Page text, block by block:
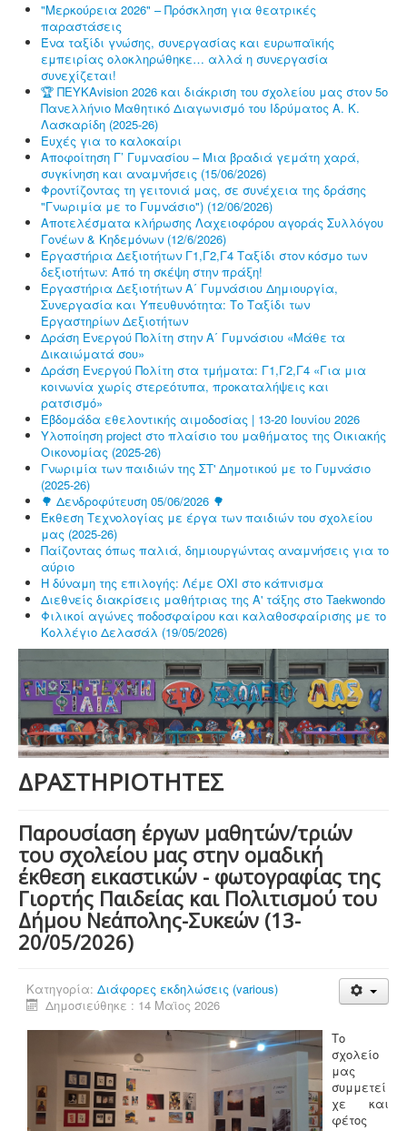
"Μερκούρεια 2026" – Πρόσκληση για θεατρικές
παραστάσεις
Ένα ταξίδι γνώσης, συνεργασίας και ευρωπαϊκής
εμπειρίας ολοκληρώθηκε… αλλά η συνεργασία
συνεχίζεται!
🏆 ΠΕΥΚΑvision 2026 και διάκριση του σχολείου μας στον 5ο
Πανελλήνιο Μαθητικό Διαγωνισμό του Ιδρύματος Α. Κ.
Λασκαρίδη (2025-26)
Ευχές για το καλοκαίρι
Αποφοίτηση Γ’ Γυμνασίου – Μια βραδιά γεμάτη χαρά,
συγκίνηση και αναμνήσεις (15/06/2026)
Φροντίζοντας τη γειτονιά μας, σε συνέχεια της δράσης
"Γνωριμία με το Γυμνάσιο") (12/06/2026)
Αποτελέσματα κλήρωσης Λαχειοφόρου αγοράς Συλλόγου
Γονέων & Κηδεμόνων (12/6/2026)
Εργαστήρια Δεξιοτήτων Γ1,Γ2,Γ4 Ταξίδι στον κόσμο των
δεξιοτήτων: Από τη σκέψη στην πράξη!
Εργαστήρια Δεξιοτήτων Α΄ Γυμνάσιου Δημιουργία,
Συνεργασία και Υπευθυνότητα: Το Ταξίδι των
Εργαστηρίων Δεξιοτήτων
Δράση Ενεργού Πολίτη στην Α΄ Γυμνάσιου «Μάθε τα
Δικαιώματά σου»
Δράση Ενεργού Πολίτη στα τμήματα: Γ1,Γ2,Γ4 «Για μια
κοινωνία χωρίς στερεότυπα, προκαταλήψεις και
ρατσισμό»
Εβδομάδα εθελοντικής αιμοδοσίας | 13-20 Ιουνίου 2026
Υλοποίηση project στο πλαίσιο του μαθήματος της Οικιακής
Οικονομίας (2025-26)
Γνωριμία των παιδιών της ΣΤ' Δημοτικού με το Γυμνάσιο
(2025-26)
🌳 Δενδροφύτευση 05/06/2026 🌳
Έκθεση Τεχνολογίας με έργα των παιδιών του σχολείου
μας (2025-26)
Παίζοντας όπως παλιά, δημιουργώντας αναμνήσεις για το
αύριο
Η δύναμη της επιλογής: Λέμε ΟΧΙ στο κάπνισμα
Διεθνείς διακρίσεις μαθήτριας της Α' τάξης στο Taekwondo
Φιλικοί αγώνες ποδοσφαίρου και καλαθοσφαίρισης με το
Κολλέγιο Δελασάλ (19/05/2026)
ΔΡΑΣΤΗΡΙΟΤΗΤΕΣ
Παρουσίαση έργων μαθητών/τριών
του σχολείου μας στην ομαδική
έκθεση εικαστικών - φωτογραφίας της
Γιορτής Παιδείας και Πολιτισμού του
Δήμου Νεάπολης-Συκεών (13-
20/05/2026)
Κατηγορία: Διάφορες εκδηλώσεις (various)
Δημοσιεύθηκε : 14 Μαϊος 2026
Το
σχολείο
μας
συμμετεί
χε και
φέτος